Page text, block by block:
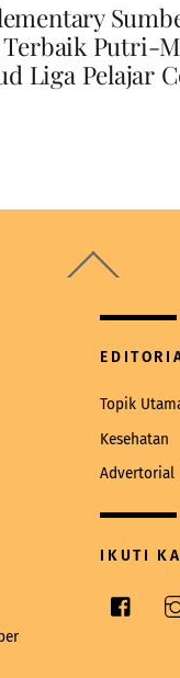
Terbaik Putri-
Liga Pelajar
To
Topik
Kesehatan
Advertorial
IKUTI